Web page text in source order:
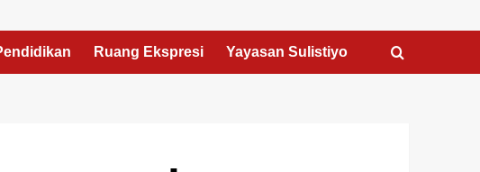
Ruang Ekspresi Yayasan Sulistiyo